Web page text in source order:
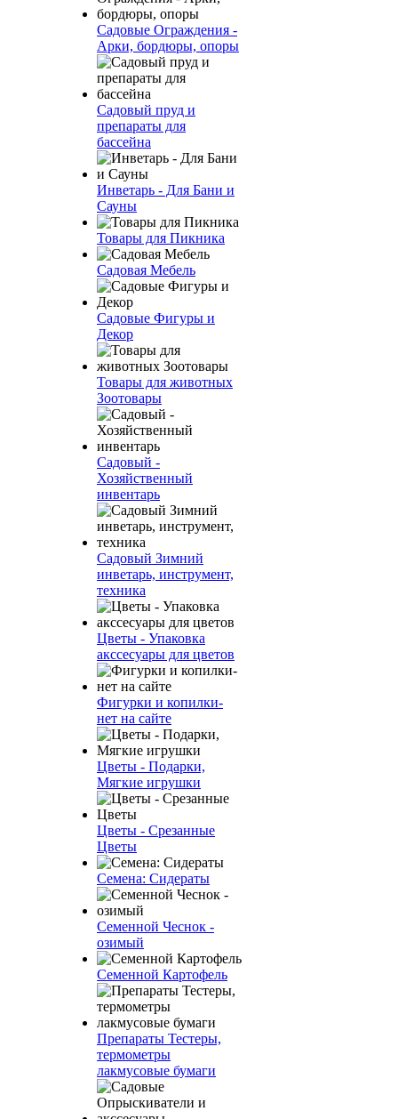
Садовые Ограждения -
Арки, бордюры, опоры
Садовый пруд и
препараты для
бассейна
Инветарь - Для Бани и
Сауны
Товары для Пикника
Садовая Мебель
Садовые Фигуры и
Декор
Товары для животных
Зоотовары
Садовый -
Хозяйственный
инвентарь
Садовый Зимний
инветарь, инструмент,
техника
Цветы - Упаковка
акссесуары для цветов
Фигурки и копилки-
нет на сайте
Цветы - Подарки,
Мягкие игрушки
Цветы - Срезанные
Цветы
Семена: Сидераты
Семенной Чеснок -
озимый
Семенной Картофель
Препараты Тестеры,
термометры
лакмусовые бумаги